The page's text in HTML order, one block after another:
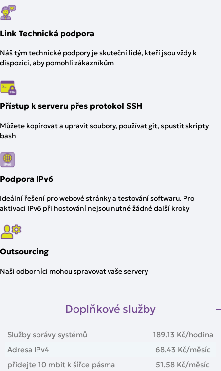
Link Technická podpora
Náš tým technické podpory je skuteční lidé, kteří jsou vždy k
dispozici, aby pomohli zákazníkům
Přístup k serveru přes protokol SSH
Můžete kopírovat a upravit soubory, používat git, spustit skripty
bash
Podpora IPv6
Ideální řešení pro webové stránky a testování softwaru. Pro
aktivaci IPv6 při hostování nejsou nutné žádné další kroky
Outsourcing
Naši odborníci mohou spravovat vaše servery
Doplňkové služby
Služby správy systémů 189.13 Kč/hodina
Adresa IPv4
68.43 Kč/měsíc
přidejte 10 mbit k šířce pásma
51.58 Kč/měsíc